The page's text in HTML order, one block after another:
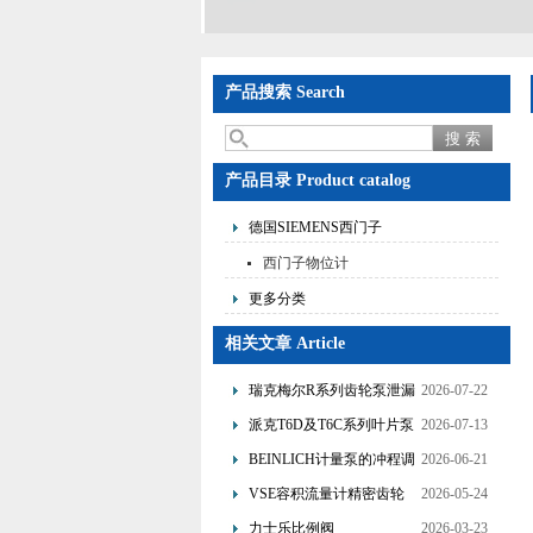
产品搜索 Search
产品目录 Product catalog
德国SIEMENS西门子
西门子物位计
更多分类
相关文章 Article
瑞克梅尔R系列齿轮泵泄漏
故障分析与优化改造技术
2026-07-22
派克T6D及T6C系列叶片泵
的特点与应用
2026-07-13
BEINLICH计量泵的冲程调
节与频率控制双调节方式
2026-06-21
VSE容积流量计精密齿轮
设计与流量信号转换原理
2026-05-24
力士乐比例阀
2026-03-23